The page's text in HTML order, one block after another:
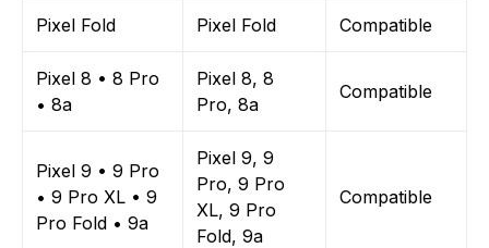
Pixel Fold Pixel Fold Compatible
Pixel 8 • 8 Pro
• 8a
Pixel 8, 8
Pro, 8a
Compatible
Pixel 9 • 9 Pro
• 9 Pro XL • 9
Pro Fold • 9a
Pixel 9, 9
Pro, 9 Pro
XL, 9 Pro
Fold, 9a
Compatible